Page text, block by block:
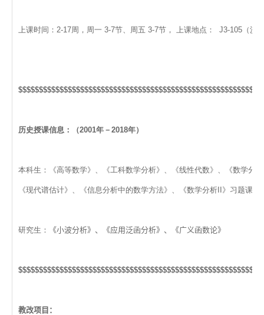
上课时间：2-17周，周一 3-7节、周五 3-7节， 上课地点： J3-105（沙
历史授课信息：（2001年－2018年）
本科生：《高等数学》、《工科数学分析》、《线性代数》、《数学分
《现代谱估计》、《信息分析中的数学方法》、《数学分析II》习题课
研究生： 《小波分析》、《应用泛函分析》、《广义函数论》
教改项目：